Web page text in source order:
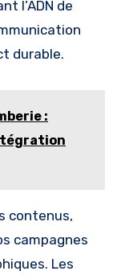
l’ADN de
durable.
:
contenus,
campagnes
Les